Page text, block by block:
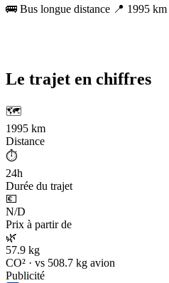
🚌 Bus longue distance 📍 1995 km
Le trajet en chiffres
🗺️
1995 km
Distance
⏱️
24h
Durée du trajet
💶
N/D
Prix à partir de
🌿
57.9 kg
CO² · vs 508.7 kg avion
Publicité